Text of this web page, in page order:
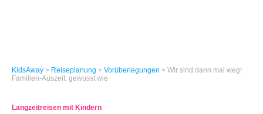
KidsAway > Reiseplanung > Vorüberlegungen > Wir sind dann mal weg!
Familien-Auszeit, gewusst wie
Langzeitreisen mit Kindern